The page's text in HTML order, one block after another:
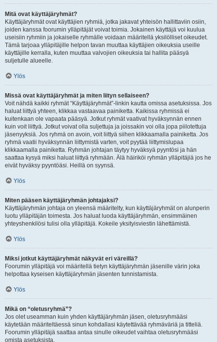
Mitä ovat käyttäjäryhmät?
Käyttäjäryhmät ovat käyttäjien ryhmiä, jotka jakavat yhteisön hallittaviin osiin,
joiden kanssa foorumin ylläpitäjät voivat toimia. Jokainen käyttäjä voi kuulua
useisiin ryhmiin ja jokaiselle ryhmälle voidaan määritellä yksilölliset oikeudet.
Tämä tarjoaa ylläpitäjille helpon tavan muuttaa käyttäjien oikeuksia useille
käyttäjille kerralla, kuten muuttaa valvojien oikeuksia tai hallita pääsyä
suljetulle alueelle.
Ylös
Missä ovat käyttäjäryhmät ja miten liityn sellaiseen?
Voit nähdä kaikki ryhmät “Käyttäjäryhmät”-linkin kautta omissa asetuksissa. Jos
haluat liittyä yhteen, klikkaa vastaavaa painiketta. Kaikissa ryhmissä ei
kuitenkaan ole vapaata pääsyä. Jotkut ryhmät vaativat hyväksynnän ennen
kuin voit liittyä. Jotkut voivat olla suljettuja ja joissakin voi olla jopa piilotettuja
jäsenyyksiä. Jos ryhmä on avoin, voit liittyä siihen klikkaamalla painiketta. Jos
ryhmä vaatii hyväksynnän liittymistä varten, voit pyytää liittymislupaa
klikkaamalla painiketta. Ryhmän johtajan täytyy hyväksyä pyyntösi ja hän
saattaa kysyä miksi haluat liittyä ryhmään. Älä häiriköi ryhmän ylläpitäjiä jos he
eivät hyväksy pyyntöäsi. Heillä on syynsä.
Ylös
Miten pääsen käyttäjäryhmän johtajaksi?
Käyttäjäryhmän johtaja on yleensä määritelty, kun käyttäjäryhmät on alunperin
luotu ylläpitäjän toimesta. Jos haluat luoda käyttäjäryhmän, ensimmäinen
yhteyshenkilösi tulisi olla ylläpitäjä. Kokeile yksityisviestin lähettämistä.
Ylös
Miksi jotkut käyttäjäryhmät näkyvät eri väreillä?
Foorumin ylläpitäjä voi määritellä tietyn käyttäjäryhmän jäsenille värin joka
helpottaa kyseisen käyttäjäryhmän jäsenten tunnistamista.
Ylös
Mikä on “oletusryhmä”?
Jos olet useamman kuin yhden käyttäjäryhmän jäsen, oletusryhmääsi
käytetään määriteltäessä sinun kohdallasi käytettävää ryhmäväriä ja titteliä.
Foorumin ylläpitäjä saattaa antaa sinulle oikeudet vaihtaa oletusryhmääsi
omista asetuksista.